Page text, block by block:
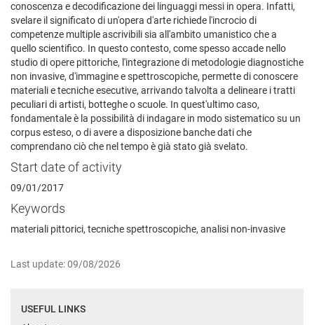
conoscenza e decodificazione dei linguaggi messi in opera. Infatti,
svelare il significato di un'opera d'arte richiede l'incrocio di
competenze multiple ascrivibili sia all'ambito umanistico che a
quello scientifico. In questo contesto, come spesso accade nello
studio di opere pittoriche, l'integrazione di metodologie diagnostiche
non invasive, d'immagine e spettroscopiche, permette di conoscere
materiali e tecniche esecutive, arrivando talvolta a delineare i tratti
peculiari di artisti, botteghe o scuole. In quest'ultimo caso,
fondamentale è la possibilità di indagare in modo sistematico su un
corpus esteso, o di avere a disposizione banche dati che
comprendano ciò che nel tempo è già stato già svelato.
Start date of activity
09/01/2017
Keywords
materiali pittorici, tecniche spettroscopiche, analisi non-invasive
Last update: 09/08/2026
USEFUL LINKS